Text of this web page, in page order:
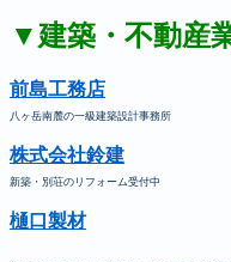
▼建築・不動産
前島工務店
八ヶ岳南麓の一級建築設計事務所
株式会社鈴建
新築・別荘のリフォーム受付中
樋口製材